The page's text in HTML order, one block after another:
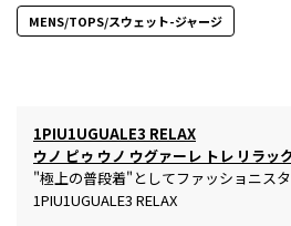
MENS/TOPS/スウェット-ジャージ
1PIU1UGUALE3 RELAX
ウノ ピゥ ウノ ウグァーレ トレ リラッ
"極上の普段着"としてファッショニス
1PIU1UGUALE3 RELAX